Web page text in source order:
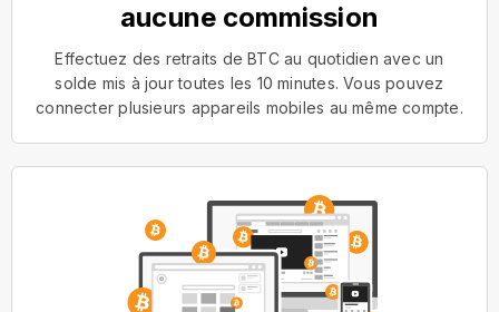
aucune commission
Effectuez des retraits de BTC au quotidien avec un
solde mis à jour toutes les 10 minutes. Vous pouvez
connecter plusieurs appareils mobiles au même compte.